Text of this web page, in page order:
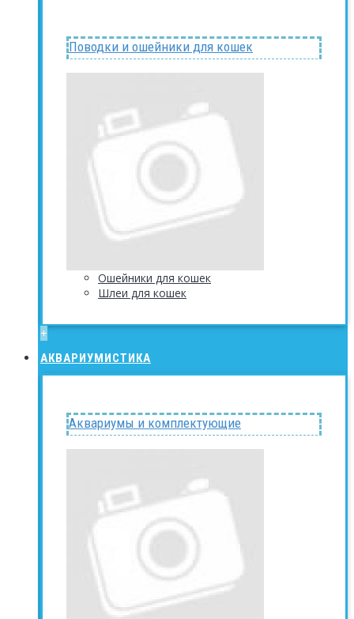
Поводки и ошейники для кошек
Ошейники для кошек
Шлеи для кошек
+
АКВАРИУМИСТИКА
Аквариумы и комплектующие